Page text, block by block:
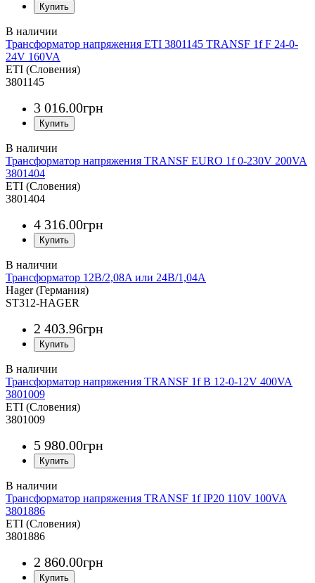
Трансформатор напряжения ETI 3801145 TRANSF 1f F 24-0-
24V 160VA
ETI (Словения)
3801145
3 016.00грн
Трансформатор напряжения TRANSF EURO 1f 0-230V 200VA
3801404
ETI (Словения)
3801404
4 316.00грн
Трансформатор 12В/2,08A или 24В/1,04A
Hager (Германия)
ST312-HAGER
2 403.96грн
Трансформатор напряжения TRANSF 1f B 12-0-12V 400VA
3801009
ETI (Словения)
3801009
5 980.00грн
Трансформатор напряжения TRANSF 1f IP20 110V 100VA
3801886
ETI (Словения)
3801886
2 860.00грн